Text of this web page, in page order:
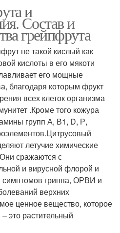
и
Состав и
грейпфрута
не такой кислый как
кислоты в его мякоти
его мощные
благодаря которым фрукт
всех клеток организма
.Кроме того кожура
групп А, В1, D, Р,
летучие химические
сражаются с
и вирусной флорой и
симптомов гриппа, ОРВИ и
верхних
ценное вещество, которое
это растительный